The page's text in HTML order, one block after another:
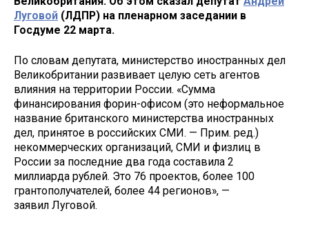
Луговой (ЛДПР) на пленарном заседании в
Госдуме 22 марта.
По словам депутата, министерство иностранных дел
Великобритании развивает целую сеть агентов
влияния на территории России. «Сумма
финансирования форин-офисом (это неформальное
название британского министерства иностранных
дел, принятое в российских СМИ. — Прим. ред.)
некоммерческих организаций, СМИ и физлиц в
России за последние два года составила 2
миллиарда рублей. Это 76 проектов, более 100
грантополучателей, более 44 регионов», —
заявил Луговой.